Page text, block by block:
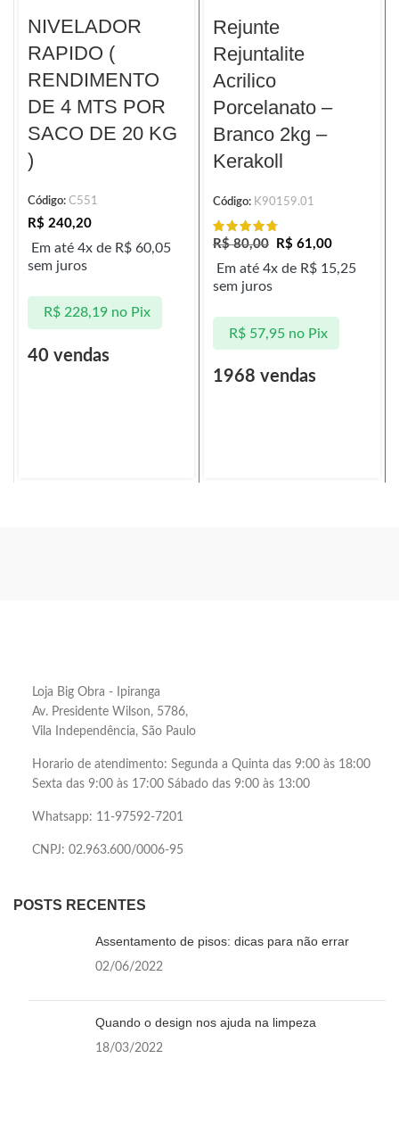
NIVELADOR
RAPIDO (
RENDIMENTO
DE 4 MTS POR
SACO DE 20 KG
)
Código: C551
R$ 240,20
Em até 4x de R$ 60,05
sem juros
R$228,19 no Pix
40 vendas
Rejunte
Rejuntalite
Acrilico
Porcelanato –
Branco 2kg –
Kerakoll
Código: K90159.01
R$80,00 R$ 61,00
Em até 4x de R$ 15,25
sem juros
R$57,95 no Pix
1968 vendas
Loja Big Obra - Ipiranga
Av. Presidente Wilson, 5786,
Vila Independência, São Paulo
Horario de atendimento: Segunda a Quinta das 9:00 às 18:00
Sexta das 9:00 às 17:00 Sábado das 9:00 às 13:00
Whatsapp: 11-97592-7201
CNPJ: 02.963.600/0006-95
POSTS RECENTES
Assentamento de pisos: dicas para não errar
02/06/2022
Quando o design nos ajuda na limpeza
18/03/2022